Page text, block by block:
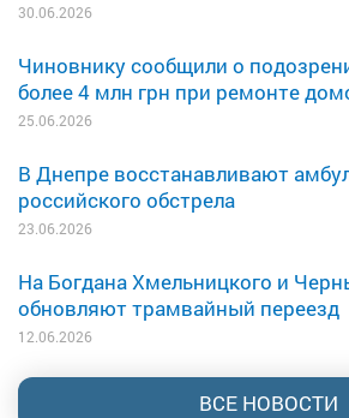
30.06.2026
Чиновнику сообщили о
более 4 млн грн при ремонте
25.06.2026
В Днепре восстанавливают
российского обстрела
23.06.2026
На Богдана Хмельницкого и
обновляют трамвайный переезд
12.06.2026
ВСЕ НОВОСТИ